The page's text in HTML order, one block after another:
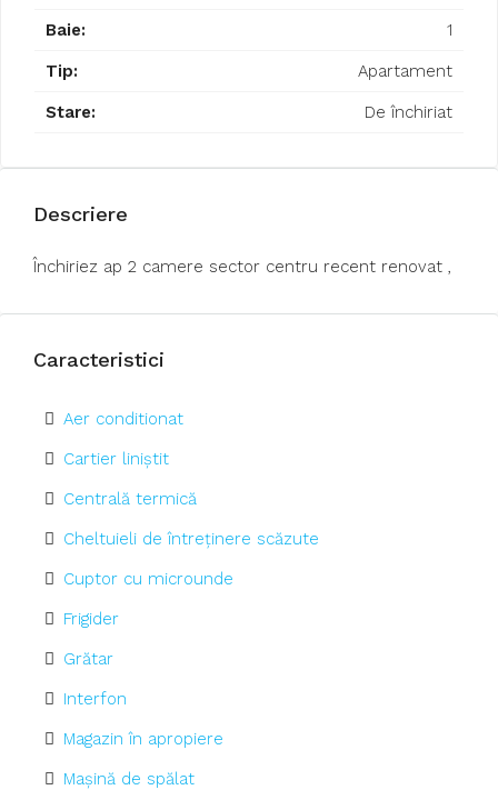
Baie: 1
Tip: Apartament
Stare: De închiriat
Descriere
Închiriez ap 2 camere sector centru recent renovat ,
Caracteristici
Aer conditionat
Cartier liniștit
Centrală termică
Cheltuieli de întreținere scăzute
Cuptor cu microunde
Frigider
Grătar
Interfon
Magazin în apropiere
Mașină de spălat